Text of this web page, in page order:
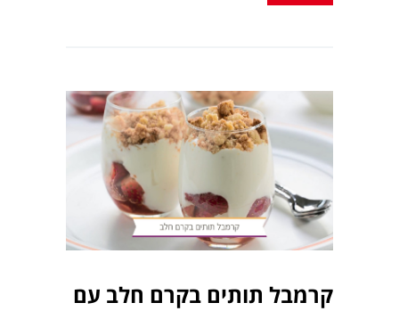
קרמבל תותים בקרם חלב עם